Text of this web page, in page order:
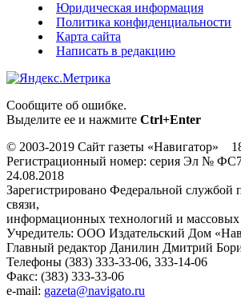
Юридическая информация
Политика конфиденциальности
Карта сайта
Написать в редакцию
Сообщите об ошибке.
Выделите ее и нажмите Ctrl+Enter
© 2003-2019 Сайт газеты «Навигатор»
Регистрационный номер: серия Эл №
24.08.2018
Зарегистрировано Федеральной службой
связи,
информационных технологий и
Учредитель: ООО Издательский Дом
Главный редактор Данилин Дмитрий
Телефоны (383) 333-33-06, 333-14-06
Факс: (383) 333-33-06
e-mail: gazeta@navigato.ru